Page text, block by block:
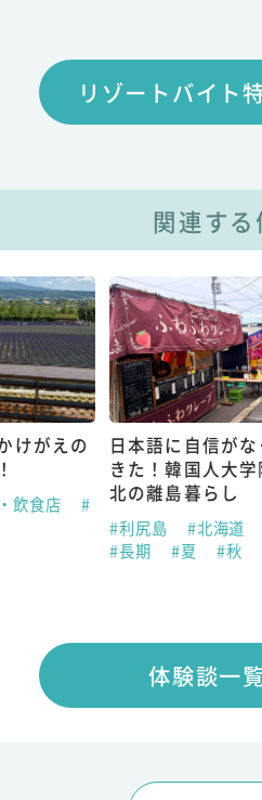
リゾートバイト
関連する
けがえの
飲食店 #
日本語に自信が
きた！韓国人大
北の離島暮らし
#利尻島 #北海道
#長期
#夏 #秋
体験談一